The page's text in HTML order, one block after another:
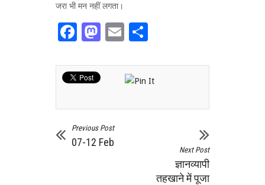
जरा भी मन नहीं लगता।
Facebook
Mastodon
Email
Previous Post
07-12 Feb
Next Post
ज्ञानव्यापी
तहखाने में पूजा